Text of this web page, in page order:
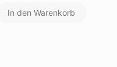
In den Warenkorb